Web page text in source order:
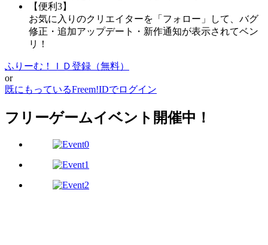
【便利3】
お気に入りのクリエイターを「フォロー」して、バグ
修正・追加アップデート・新作通知が表示されてベン
リ！
ふりーむ！ＩＤ登録（無料）
or
既にもっているFreem!IDでログイン
フリーゲームイベント開催中！